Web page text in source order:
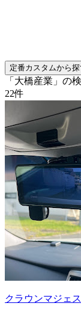
定番カスタムから探
「大橋産業」の
22件
クラウンマジェ